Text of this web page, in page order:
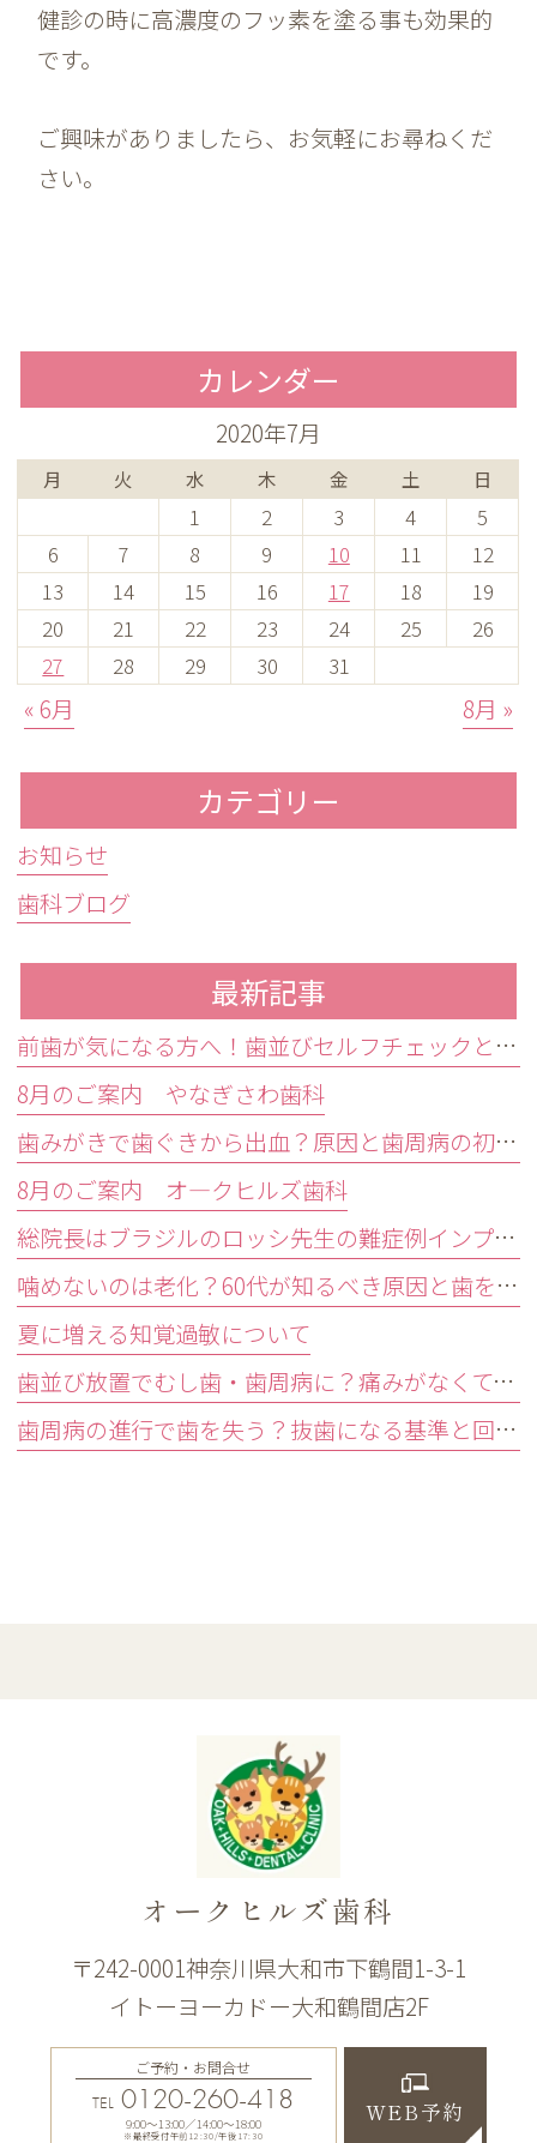
健診の時に高濃度のフッ素を塗る事も効果的
です。
ご興味がありましたら、お気軽にお尋ねくだ
さい。
カレンダー
2020年7月
月 火 水 木 金 土 日
1 2 3 4
5
6
7 8 9 10 11
12
13
14 15 16 17 18
19
20
21 22 23 24 25
26
27
28 29 30 31
« 6月 8月 »
カテゴリー
お知らせ
歯科ブログ
最新記事
前歯が気になる方へ！歯並びセルフチェックと治療が必要な目安
8月のご案内 やなぎさわ歯科
歯みがきで歯ぐきから出血？原因と歯周病の初期症状・受診目安を解説
8月のご案内 オ―クヒルズ歯科
総院長はブラジルのロッシ先生の難症例インプラントオペ研修会に参加しました。
噛めないのは老化？60代が知るべき原因と歯を残す精密治療
夏に増える知覚過敏について
歯並び放置でむし歯・歯周病に？痛みがなくても受診すべきサイン
歯周病の進行で歯を失う？抜歯になる基準と回避する3つの予防法
オークヒルズ歯科
〒242-0001神奈川県大和市下鶴間1-3-1
イトーヨーカドー大和鶴間店2F
ご予約・お問合せ
TEL 0120-260-418
9:00〜13:00／14:00〜18:00
※最終受付午前12:30/午後17:30
WEB予約